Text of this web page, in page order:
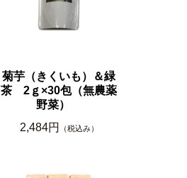
菊芋（きくいも）＆緑
茶 2ｇ×30包（無農薬
野菜）
2,484円
（税込み）